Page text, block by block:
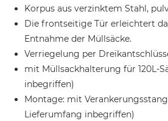
Korpus aus verzinktem Stahl,
Die frontseitige Tür erleichtert
Entnahme der Müllsäcke.
Verriegelung per
mit Müllsackhalterung für 120L-
inbegriffen)
Montage: mit
Lieferumfang inbegriffen)